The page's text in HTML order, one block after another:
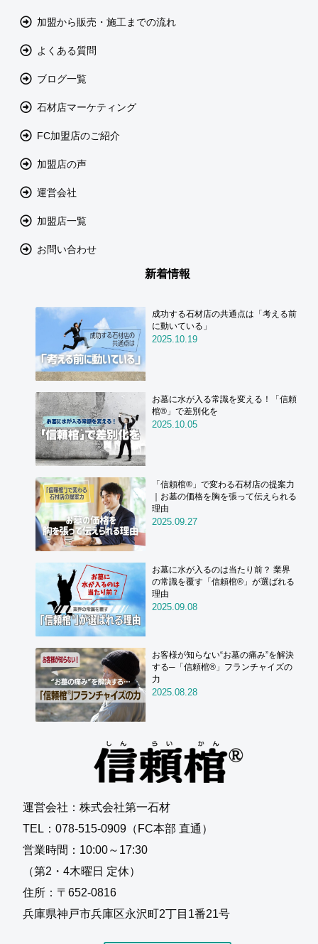
加盟から販売・施工までの流れ
よくある質問
ブログ一覧
石材店マーケティング
FC加盟店のご紹介
加盟店の声
運営会社
加盟店一覧
お問い合わせ
新着情報
成功する石材店の共通点は「考える前
に動いている」
2025.10.19
お墓に水が入る常識を変える！「信頼
棺®」で差別化を
2025.10.05
「信頼棺®」で変わる石材店の提案力
｜お墓の価格を胸を張って伝えられる
理由
2025.09.27
お墓に水が入るのは当たり前？ 業界
の常識を覆す「信頼棺®」が選ばれる
理由
2025.09.08
お客様が知らない“お墓の痛み”を解決
する─「信頼棺®」フランチャイズの
力
2025.08.28
運営会社：株式会社第一石材
TEL：078-515-0909（FC本部 直通）
営業時間：10:00～17:30
（第2・4木曜日 定休）
住所：〒652-0816
兵庫県神戸市兵庫区永沢町2丁目1番21号